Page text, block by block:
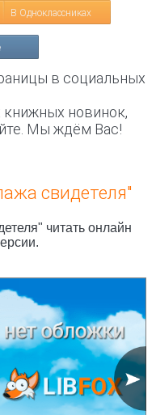
В Одноклассниках
в социальных
книжных новинок,
Мы ждём Вас!
свидетеля"
читать онлайн